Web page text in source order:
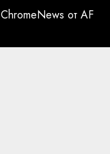
ChromeNews от AF